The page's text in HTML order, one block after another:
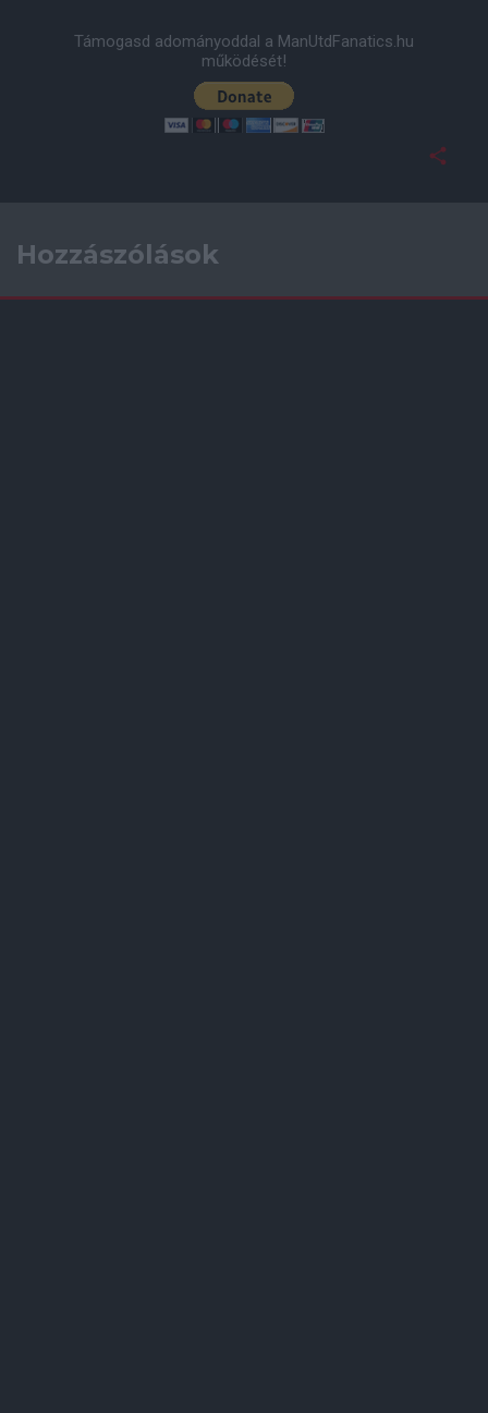
Támogasd adományoddal a ManUtdFanatics.hu
működését!
Hozzászólások